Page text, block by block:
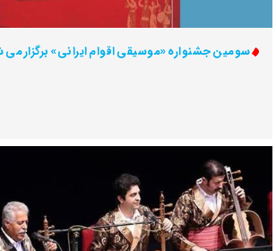
سومین جشنواره «موسیقی اقوام ایرانی» برگزار